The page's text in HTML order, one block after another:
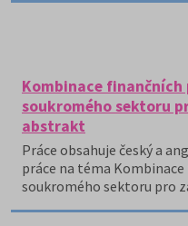
Kombinace
soukromého sektoru
abstrakt
Práce obsahuje český a
práce na téma
soukromého sektoru pro